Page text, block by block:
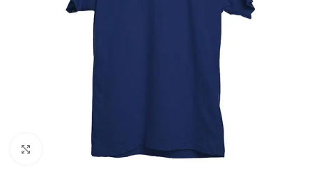
Büyütmek için tıklayın